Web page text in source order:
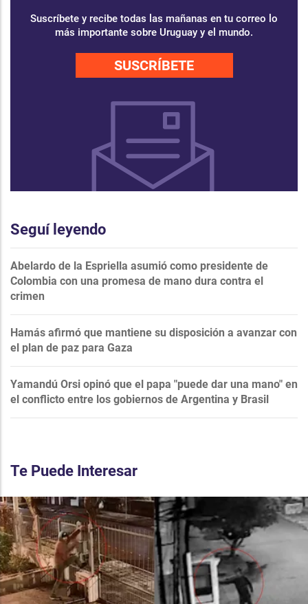
Suscríbete y recibe todas las mañanas en tu correo lo
más importante sobre Uruguay y el mundo.
SUSCRÍBETE
Seguí leyendo
Abelardo de la Espriella asumió como presidente de
Colombia con una promesa de mano dura contra el
crimen
Hamás afirmó que mantiene su disposición a avanzar con
el plan de paz para Gaza
Yamandú Orsi opinó que el papa "puede dar una mano" en
el conflicto entre los gobiernos de Argentina y Brasil
Te Puede Interesar